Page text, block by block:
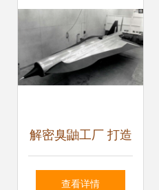
解密臭鼬工厂 打造
传奇飞行器的隐形
查看详情